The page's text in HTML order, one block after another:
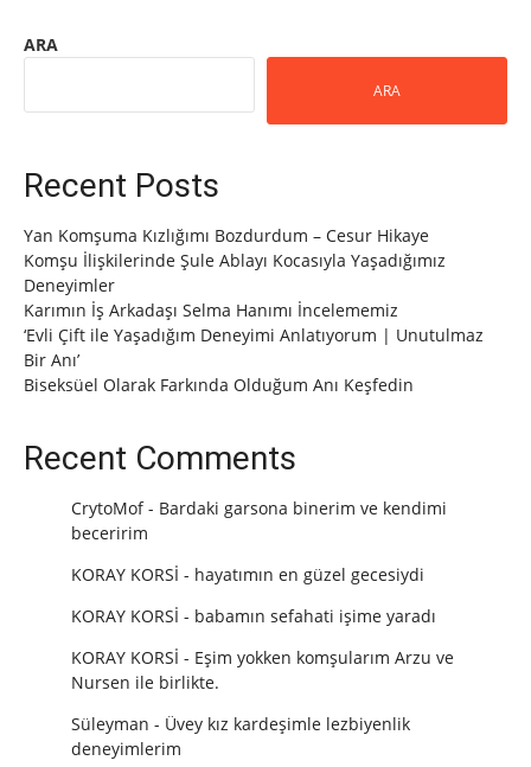
ARA
ARA
Recent Posts
Yan Komşuma Kızlığımı Bozdurdum – Cesur Hikaye
Komşu İlişkilerinde Şule Ablayı Kocasıyla Yaşadığımız
Deneyimler
Karımın İş Arkadaşı Selma Hanımı İncelememiz
‘Evli Çift ile Yaşadığım Deneyimi Anlatıyorum | Unutulmaz
Bir Anı’
Biseksüel Olarak Farkında Olduğum Anı Keşfedin
Recent Comments
CrytoMof- Bardaki garsona binerim ve kendimi
beceririm
KORAY KORSİ - hayatımın en güzel gecesiydi
KORAY KORSİ - babamın sefahati işime yaradı
KORAY KORSİ - Eşim yokken komşularım Arzu ve
Nursen ile birlikte.
Süleyman - Üvey kız kardeşimle lezbiyenlik
deneyimlerim